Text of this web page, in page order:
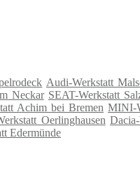
Audi-Werkstatt
Neckar SEAT-Werkstatt
Achim bei Bremen MINI-
Oerlinghausen
Edermünde